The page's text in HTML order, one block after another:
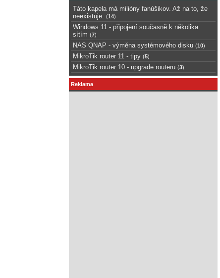
Táto kapela má milióny fanúšikov. Až na to, že
neexistuje.
(14)
Windows 11 - připojení současně k několika
sítím (7)
NAS QNAP - výměna systémového disku (10)
MikroTik router 11 - tipy (5)
MikroTik router 10 - upgrade routeru (3)
Reklama